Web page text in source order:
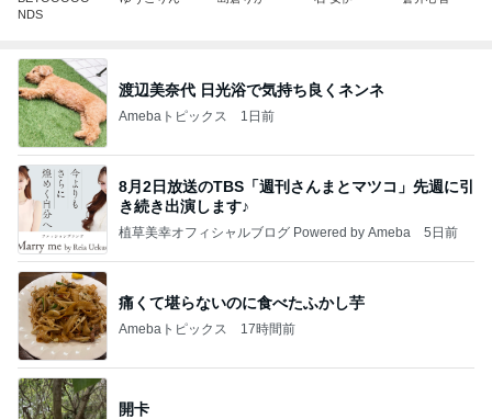
NDS
渡辺美奈代 日光浴で気持ち良くネンネ
Amebaトピックス 1日前
8月2日放送のTBS「週刊さんまとマツコ」先週に引
き続き出演します♪
植草美幸オフィシャルブログ Powered by Ameba 5日前
痛くて堪らないのに食べたふかし芋
Amebaトピックス 17時間前
開卡